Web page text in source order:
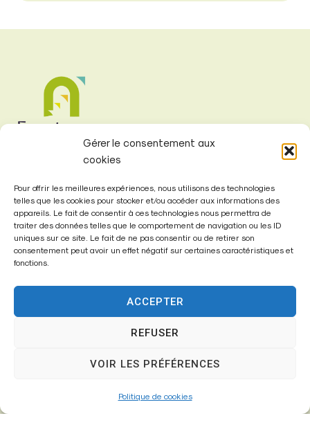
Gérer le consentement aux
cookies
Pour offrir les meilleures expériences, nous utilisons des technologies
telles que les cookies pour stocker et/ou accéder aux informations des
appareils. Le fait de consentir à ces technologies nous permettra de
traiter des données telles que le comportement de navigation ou les ID
uniques sur ce site. Le fait de ne pas consentir ou de retirer son
consentement peut avoir un effet négatif sur certaines caractéristiques et
fonctions.
ACCEPTER
REFUSER
VOIR LES PRÉFÉRENCES
Politique de cookies
Mairie de
Fontenay-Trésigny
77610 – Fontenay-Trésigny
01 64 25 90 67